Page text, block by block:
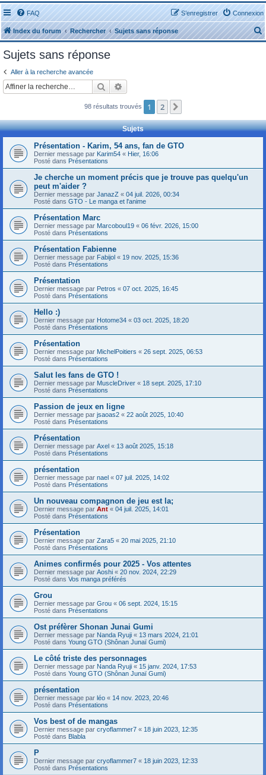
FAQ Connexion
S’enregistrer
Index du forum Rechercher Sujets sans réponse
e
h
Sujets sans réponse
Aller à la recherche avancée
Rechercher
98 résultats trouvés 1 2
Sujets
Présentation - Karim, 54 ans, fan de GTO
Dernier message par Karim54 « Hier, 16:06
Posté dans Présentations
Je cherche un moment précis que je trouve pas quelqu'un
peut m'aider ?
Dernier message par JanazZ « 04 juil. 2026, 00:34
Posté dans GTO - Le manga et l'anime
Présentation Marc
Dernier message par Marcoboul19 « 06 févr. 2026, 15:00
Posté dans Présentations
Présentation Fabienne
Dernier message par Fabijol « 19 nov. 2025, 15:36
Posté dans Présentations
Présentation
Dernier message par Petros « 07 oct. 2025, 16:45
Posté dans Présentations
Hello :)
Dernier message par Hotome34 « 03 oct. 2025, 18:20
Posté dans Présentations
Présentation
Dernier message par MichelPoitiers « 26 sept. 2025, 06:53
Posté dans Présentations
Salut les fans de GTO !
Dernier message par MuscleDriver « 18 sept. 2025, 17:10
Posté dans Présentations
Passion de jeux en ligne
Dernier message par jsaoas2 « 22 août 2025, 10:40
Posté dans Présentations
Présentation
Dernier message par Axel « 13 août 2025, 15:18
Posté dans Présentations
présentation
Dernier message par nael « 07 juil. 2025, 14:02
Posté dans Présentations
Un nouveau compagnon de jeu est la;
Dernier message par Ant « 04 juil. 2025, 14:01
Posté dans Présentations
Présentation
Dernier message par Zara5 « 20 mai 2025, 21:10
Posté dans Présentations
Animes confirmés pour 2025 - Vos attentes
Dernier message par Aoshi « 20 nov. 2024, 22:29
Posté dans Vos manga préférés
Grou
Dernier message par Grou « 06 sept. 2024, 15:15
Posté dans Présentations
Ost préfèrer Shonan Junai Gumi
Dernier message par Nanda Ryuji « 13 mars 2024, 21:01
Posté dans Young GTO (Shônan Junaï Gumi)
Le côté triste des personnages
Dernier message par Nanda Ryuji « 15 janv. 2024, 17:53
Posté dans Young GTO (Shônan Junaï Gumi)
présentation
Dernier message par léo « 14 nov. 2023, 20:46
Posté dans Présentations
Vos best of de mangas
Dernier message par cryoflammer7 « 18 juin 2023, 12:35
Posté dans Blabla
P
Dernier message par cryoflammer7 « 18 juin 2023, 12:33
Posté dans Présentations